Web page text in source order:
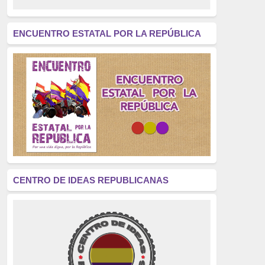
América Latina
(305)
Exhumación
(304)
Golpe de Estado
(304)
Brigadas Internacionales
(303)
pensamiento
(294)
Revisionismo
(289)
La Transición
(275)
educación pública
(270)
La Izquierda
(260)
ENCUENTRO ESTATAL POR LA REPÚBLICA
CENTRO DE IDEAS REPUBLICANAS